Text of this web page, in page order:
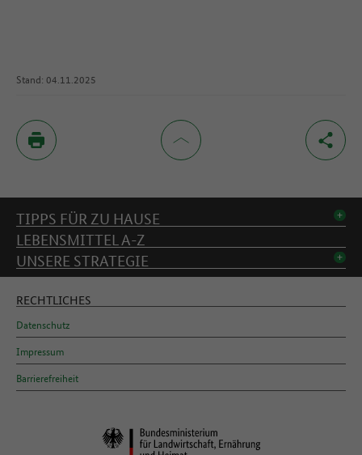
Stand: 04.11.2025
Inhaltsverzeichnis
TIPPS FÜR ZU HAUSE
LEBENSMITTEL A-Z
UNSERE STRATEGIE
RECHTLICHES
Datenschutz
Impressum
Barrierefreiheit